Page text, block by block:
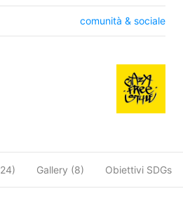
comunità & sociale
24) Gallery (8) Obiettivi SDGs